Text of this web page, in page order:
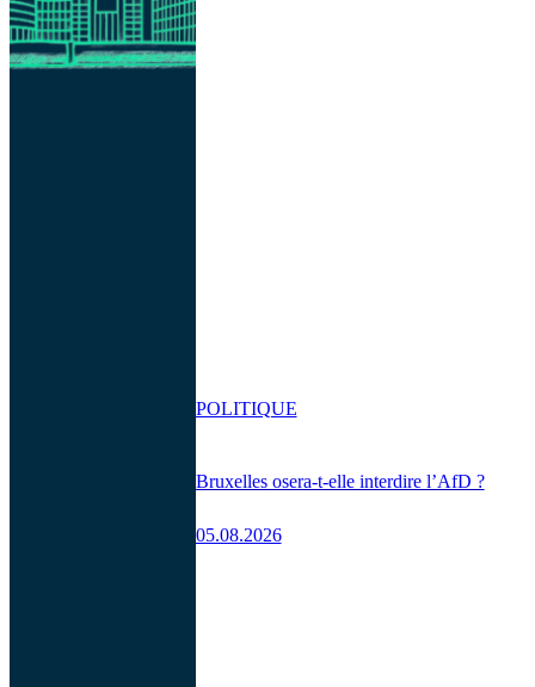
Bruxelles osera-t-elle interdire l’AfD ?
05.08.2026
POLITIQUE